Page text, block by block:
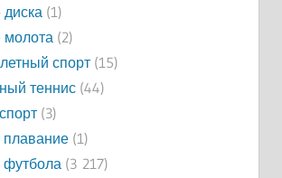
(1)
молота (2)
спорт(15)
теннис(44)
(3)
(1)
футбола (3 217)